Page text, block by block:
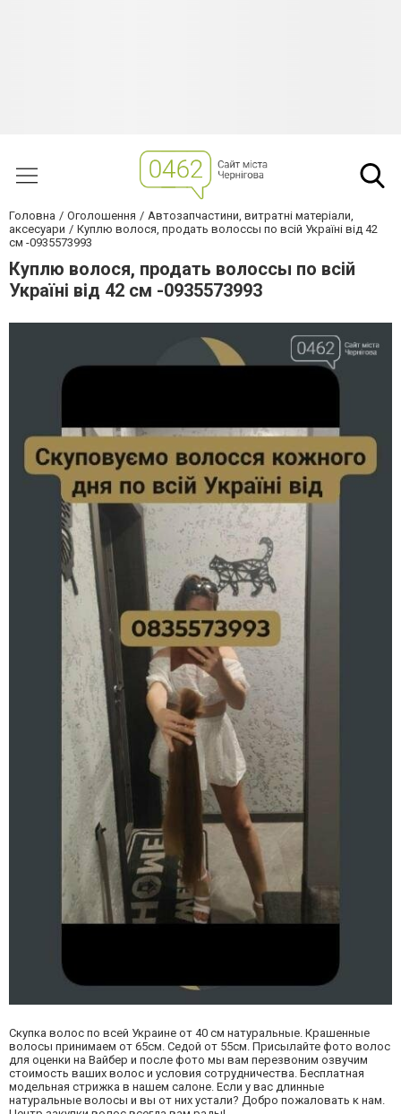
Головна Оголошення
Автозапчастини, витратні матеріали,
аксесуари
Куплю волося, продать волоссы по всій Україні від 42
см -0935573993
Куплю волося, продать волоссы по всій
Україні від 42 см -0935573993
Скупка волос по всей Украине от 40 см натуральные. Крашенные
волосы принимаем от 65см. Седой от 55см. Присылайте фото волос
для оценки на Вайбер и после фото мы вам перезвоним озвучим
стоимость ваших волос и условия сотрудничества. Бесплатная
модельная стрижка в нашем салоне. Если у вас длинные
натуральные волосы и вы от них устали? Добро пожаловать к нам.